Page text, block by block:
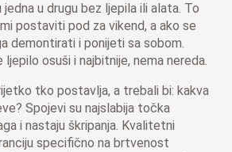
jedna u drugu bez ljepila ili alata. To
postaviti pod za vikend, a ako se
demontirati i ponijeti sa sobom.
ljepilo osuši i najbitnije, nema nereda.
tko postavlja, a trebali bi: kakva
Spojevi su najslabija točka
i nastaju škripanja. Kvalitetni
specifično na brtvenost